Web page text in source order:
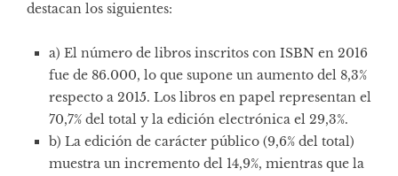
destacan los siguientes:
a) El número de libros inscritos con ISBN en 2016
fue de 86.000, lo que supone un aumento del 8,3%
respecto a 2015. Los libros en papel representan el
70,7% del total y la edición electrónica el 29,3%.
b) La edición de carácter público (9,6% del total)
muestra un incremento del 14,9%, mientras que la